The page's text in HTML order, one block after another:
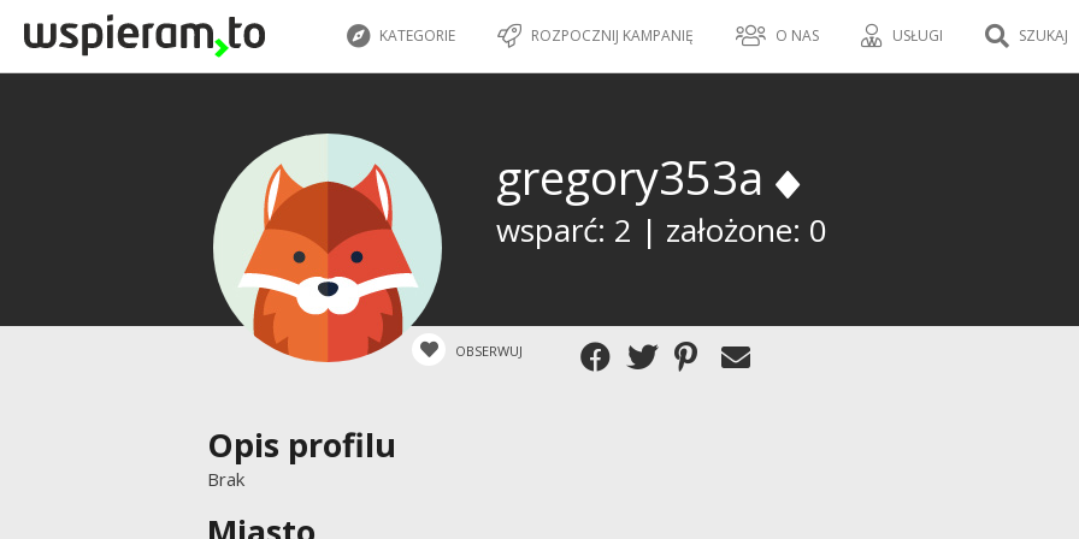
KATEGORIE ROZPOCZNIJ KAMPANIĘ O NAS USŁUGI SZUKAJ
gregory353a
wsparć: 2 | założone: 0
OBSERWUJ
Opis profilu
Brak